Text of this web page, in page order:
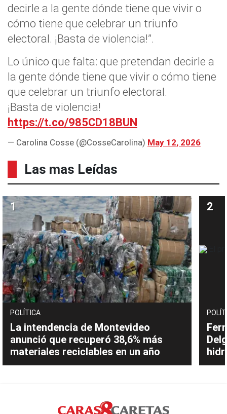
decirle a la gente dónde tiene que vivir o
cómo tiene que celebrar un triunfo
electoral. ¡Basta de violencia!”.
Lo único que falta: que pretendan decirle a
la gente dónde tiene que vivir o cómo tiene
que celebrar un triunfo electoral.
¡Basta de violencia!
https://t.co/985CD18BUN
— Carolina Cosse (@CosseCarolina) May 12, 2026
Las mas Leídas
POLÍTICA
La intendencia de Montevideo
anunció que recuperó 38,6% más
materiales reciclables en un año